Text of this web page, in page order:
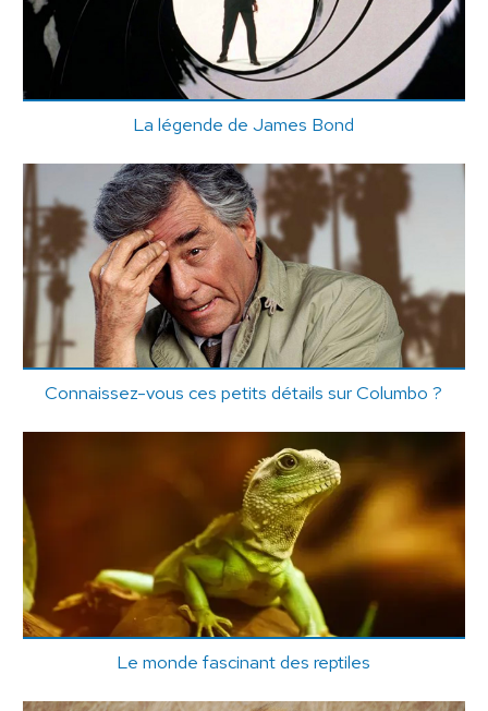
La légende de James Bond
Connaissez-vous ces petits détails sur Columbo ?
Le monde fascinant des reptiles